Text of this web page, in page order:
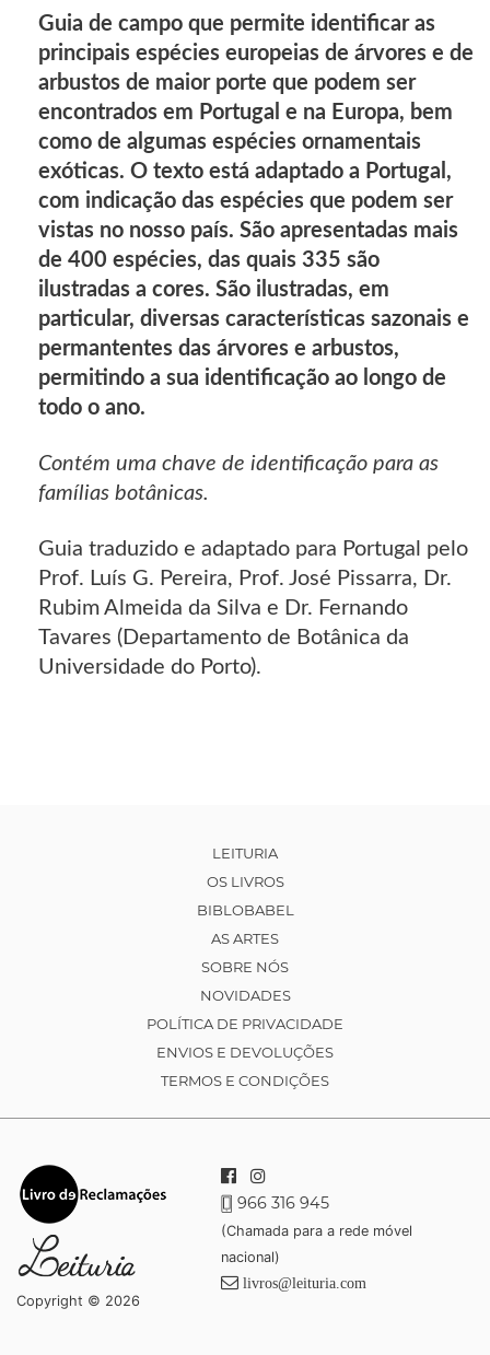
Guia de campo que permite identificar as
principais espécies europeias de árvores e de
arbustos de maior porte que podem ser
encontrados em Portugal e na Europa, bem
como de algumas espécies ornamentais
exóticas. O texto está adaptado a Portugal,
com indicação das espécies que podem ser
vistas no nosso país. São apresentadas mais
de 400 espécies, das quais 335 são
ilustradas a cores. São ilustradas, em
particular, diversas características sazonais e
permantentes das árvores e arbustos,
permitindo a sua identificação ao longo de
todo o ano.
Contém uma chave de identificação para as
famílias botânicas.
Guia traduzido e adaptado para Portugal pelo
Prof. Luís G. Pereira, Prof. José Pissarra, Dr.
Rubim Almeida da Silva e Dr. Fernando
Tavares (Departamento de Botânica da
Universidade do Porto).
LEITURIA
OS LIVROS
BIBLOBABEL
AS ARTES
SOBRE NÓS
NOVIDADES
POLÍTICA DE PRIVACIDADE
ENVIOS E DEVOLUÇÕES
TERMOS E CONDIÇÕES
Copyright © 2026
966 316 945
(Chamada para a rede móvel
nacional)
livros@leituria.com